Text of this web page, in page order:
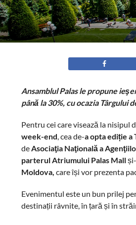
Ansamblul Palas le propune
până la 30%, cu ocazia Târgului
Pentru cei care visează la nisipul
week-end, cea de-a opta ediție a
deAsociaţia Naţională a
parterul Atriumului Palas Mall
Moldova, care își vor prezenta
Evenimentul este un bun prilej
destinații râvnite, în țară și în